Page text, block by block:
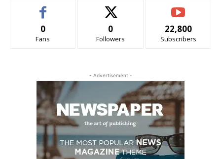
0
Fans
0
Followers
22,800
Subscribers
- Advertisement -